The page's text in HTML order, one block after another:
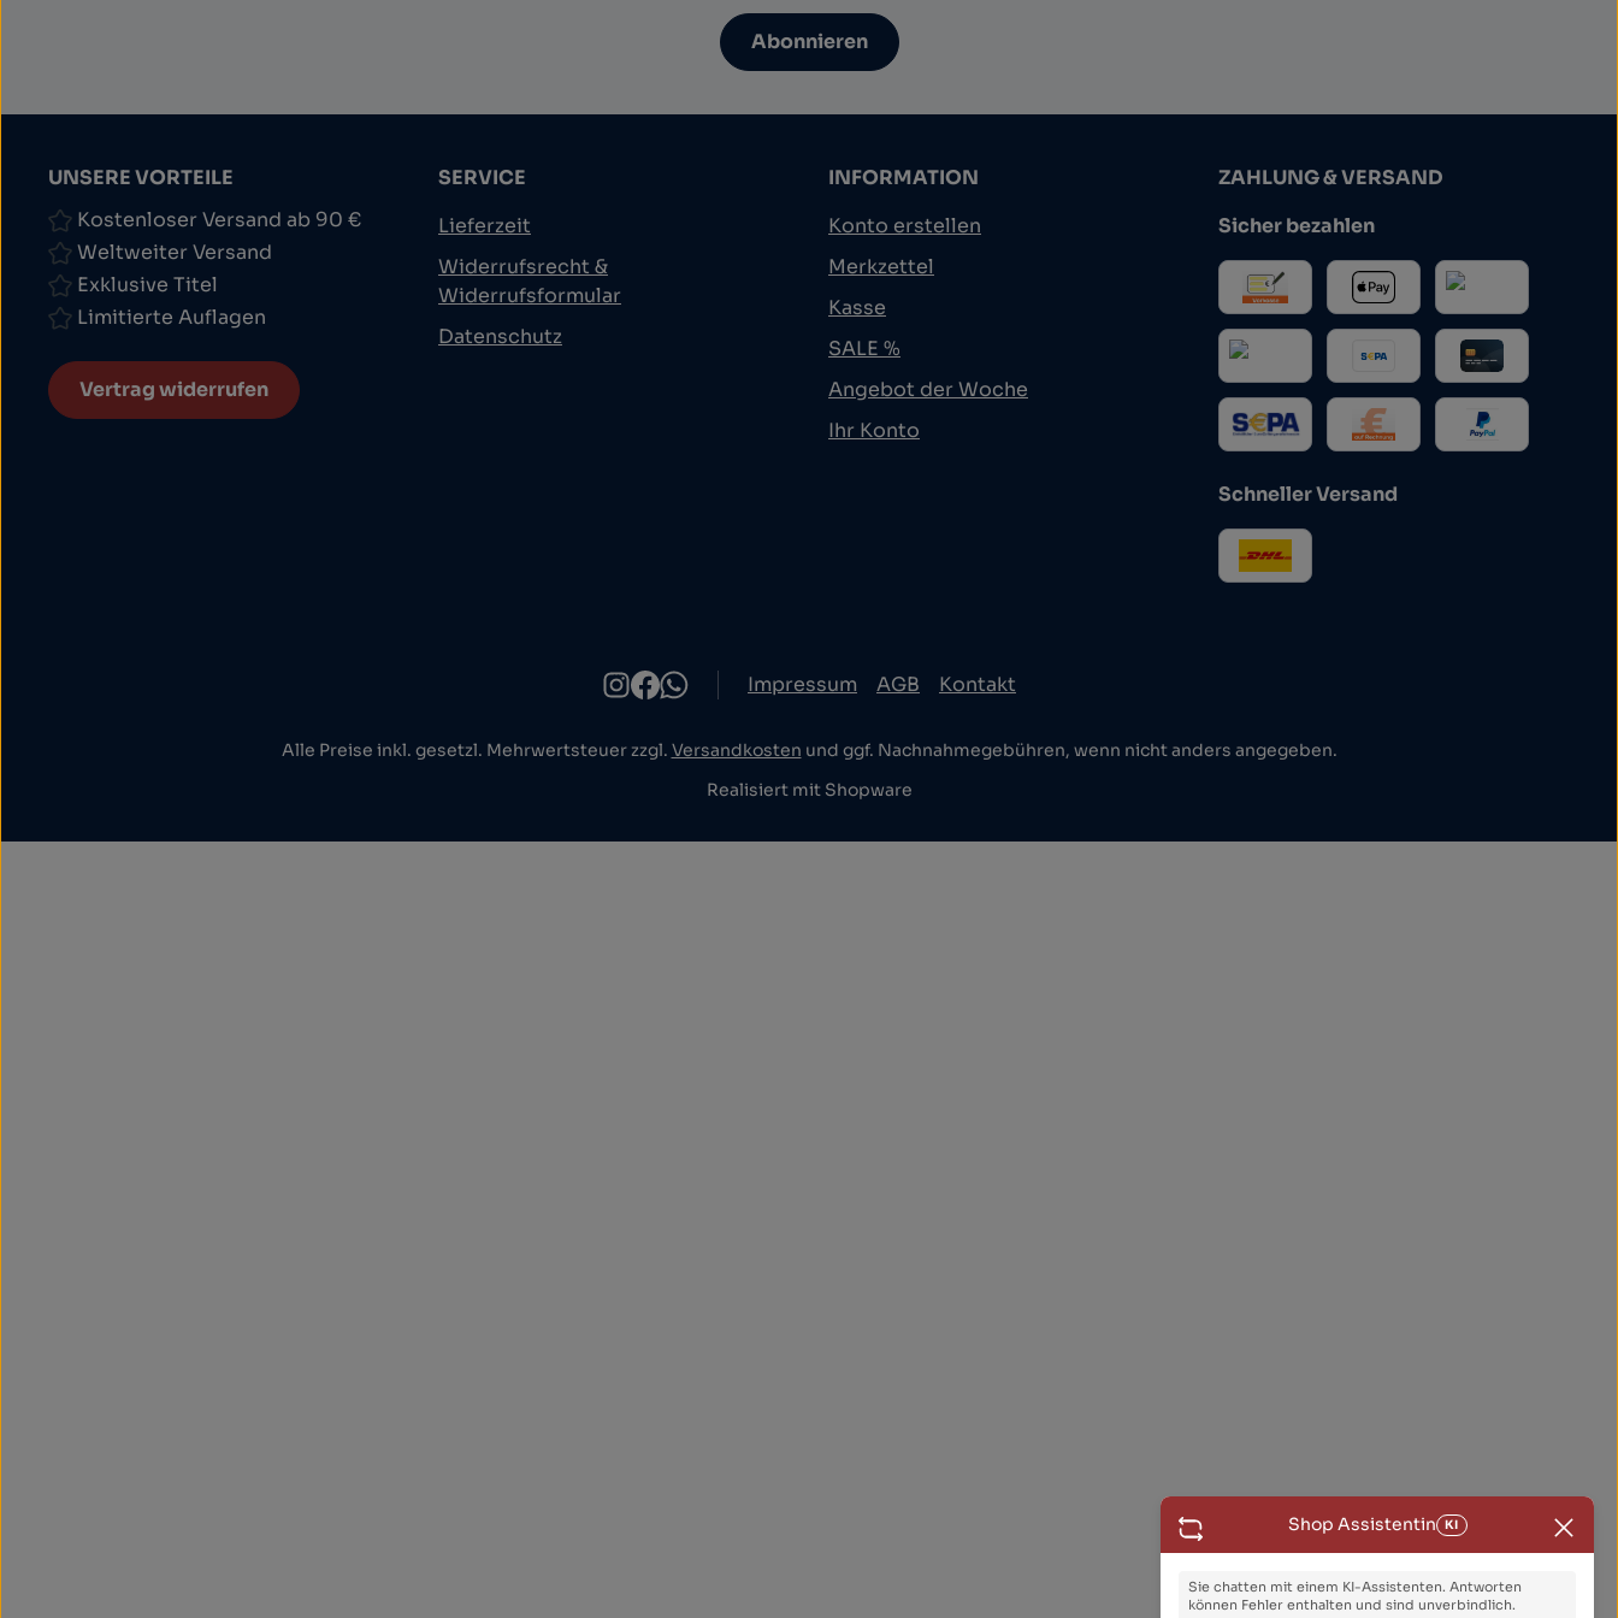
Abonnieren
UNSERE VORTEILE
Kostenloser Versand ab 90 €
Weltweiter Versand
Exklusive Titel
Limitierte Auflagen
Vertrag widerrufen
SERVICE
Lieferzeit
Widerrufsrecht &
Widerrufsformular
Datenschutz
INFORMATION
Konto erstellen
Merkzettel
Kasse
SALE %
Angebot der Woche
Ihr Konto
ZAHLUNG & VERSAND
Sicher bezahlen
Schneller Versand
Impressum AGB Kontakt
Alle Preise inkl. gesetzl. Mehrwertsteuer zzgl. Versandkosten und ggf. Nachnahmegebühren, wenn nicht anders angegeben.
Realisiert mit Shopware
Shop Assistentin KI
Sie chatten mit einem KI-Assistenten. Antworten
können Fehler enthalten und sind unverbindlich.